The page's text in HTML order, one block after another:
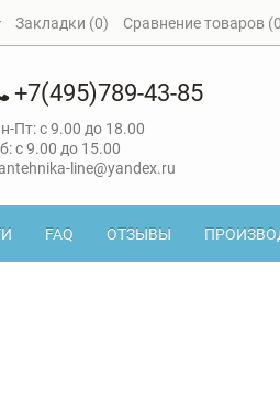
Закладки (0) Сравнение товаров
+7(495)789-43-85
Пт: с 9.00 до 18.00
с 9.00 до 15.00
line@yandex.ru
FAQ ОТЗЫВЫ